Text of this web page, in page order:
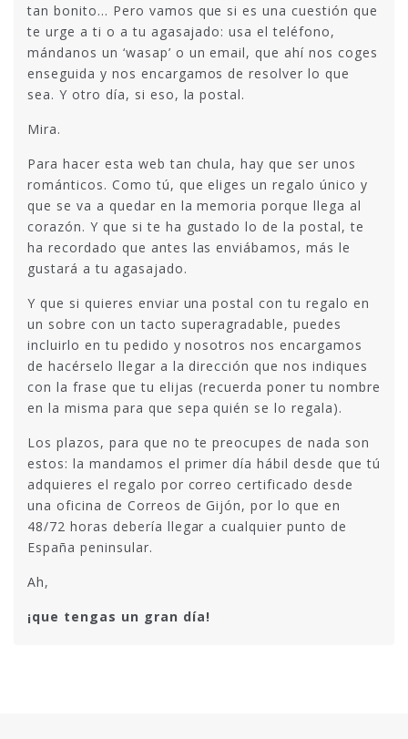
tan bonito… Pero vamos que si es una cuestión que
te urge a ti o a tu agasajado: usa el teléfono,
mándanos un ‘wasap’ o un email, que ahí nos coges
enseguida y nos encargamos de resolver lo que
sea. Y otro día, si eso, la postal.
Mira.
Para hacer esta web tan chula, hay que ser unos
románticos. Como tú, que eliges un regalo único y
que se va a quedar en la memoria porque llega al
corazón. Y que si te ha gustado lo de la postal, te
ha recordado que antes las enviábamos, más le
gustará a tu agasajado.
Y que si quieres enviar una postal con tu regalo en
un sobre con un tacto superagradable, puedes
incluirlo en tu pedido y nosotros nos encargamos
de hacérselo llegar a la dirección que nos indiques
con la frase que tu elijas (recuerda poner tu nombre
en la misma para que sepa quién se lo regala).
Los plazos, para que no te preocupes de nada son
estos: la mandamos el primer día hábil desde que tú
adquieres el regalo por correo certificado desde
una oficina de Correos de Gijón, por lo que en
48/72 horas debería llegar a cualquier punto de
España peninsular.
Ah,
¡que tengas un gran día!